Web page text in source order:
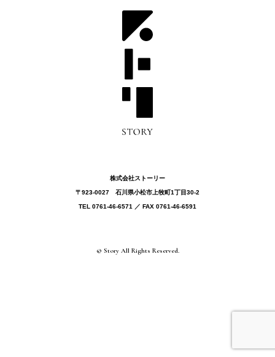
株式会社ストーリー
〒923-0027 ⽯川県⼩松市上牧町1丁目30-2
TEL 0761-46-6571 ／ FAX 0761-46-6591
© Story All Rights Reserved.